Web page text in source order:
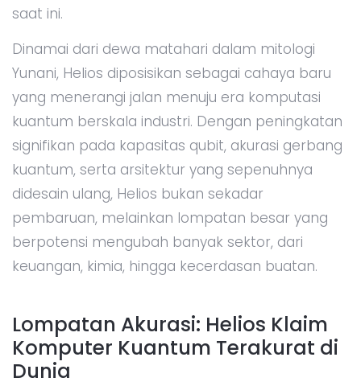
saat ini.
Dinamai dari dewa matahari dalam mitologi
Yunani, Helios diposisikan sebagai cahaya baru
yang menerangi jalan menuju era komputasi
kuantum berskala industri. Dengan peningkatan
signifikan pada kapasitas qubit, akurasi gerbang
kuantum, serta arsitektur yang sepenuhnya
didesain ulang, Helios bukan sekadar
pembaruan, melainkan lompatan besar yang
berpotensi mengubah banyak sektor, dari
keuangan, kimia, hingga kecerdasan buatan.
Lompatan Akurasi: Helios Klaim
Komputer Kuantum Terakurat di
Dunia